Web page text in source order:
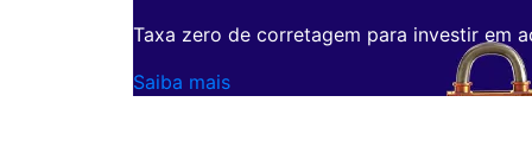
Taxa zero de corretagem para investir em
Saiba mais